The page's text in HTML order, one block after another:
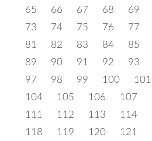
65
66 67 68 69
73
74 75 76 77
81
82 83 84 85
89
90 91 92 93
97
98 99 100 101
104
105 106 107
111
112 113 114
118
119 120 121